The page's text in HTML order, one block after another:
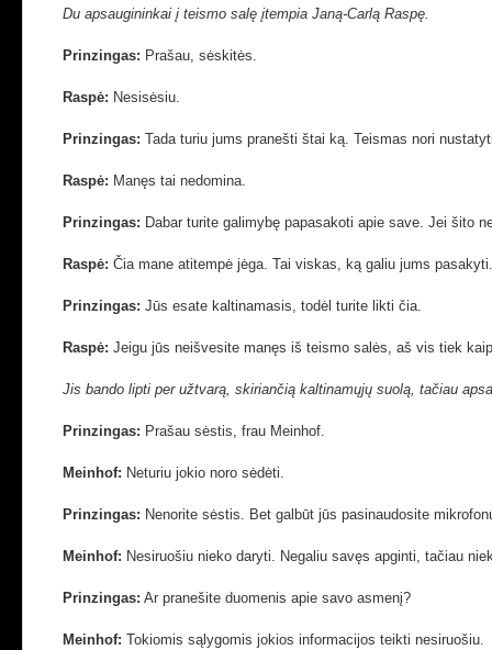
Du apsaugininkai į teismo salę įtempia Janą-Carlą Raspę.
Prinzingas: Prašau, sėskitės.
Raspė: Nesisėsiu.
Prinzingas: Tada turiu jums pranešti štai ką. Teismas nori
Raspė: Manęs tai nedomina.
Prinzingas: Dabar turite galimybę papasakoti apie save. Jei šito
Raspė: Čia mane atitempė jėga. Tai viskas, ką galiu jums
Prinzingas: Jūs esate kaltinamasis, todėl turite likti čia.
Raspė: Jeigu jūs neišvesite manęs iš teismo salės, aš vis tiek
Jis bando lipti per užtvarą, skiriančią kaltinamųjų suolą, tačiau
Prinzingas: Prašau sėstis, frau Meinhof.
Meinhof: Neturiu jokio noro sėdėti.
Prinzingas: Nenorite sėstis. Bet galbūt jūs pasinaudosite
Meinhof: Nesiruošiu nieko daryti. Negaliu savęs apginti, tačiau
Prinzingas: Ar pranešite duomenis apie savo asmenį?
Meinhof: Tokiomis sąlygomis jokios informacijos teikti nesiruošiu.